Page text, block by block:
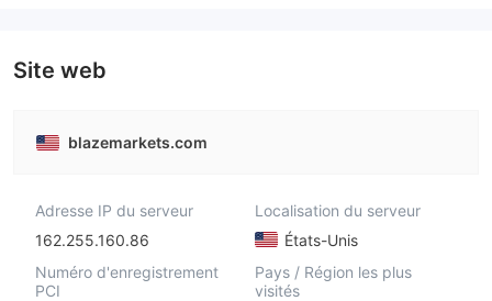
Site web
blazemarkets.com
Adresse IP du serveur
162.255.160.86
Localisation du serveur
États-Unis
Numéro d'enregistrement
PCI
Pays / Région les plus
visités